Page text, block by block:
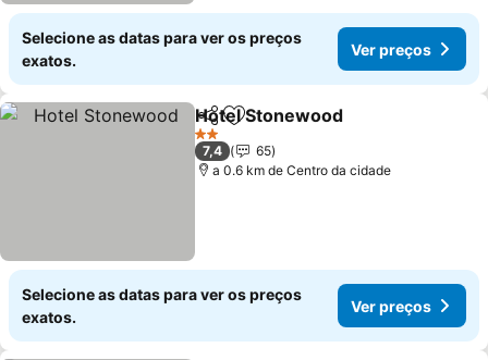
Selecione as datas para ver os preços
exatos.
Ver preços
PartilharAdicionar aos favoritos
Hotel Stonewood
2 Estrelas
7,4
65
a 0.6 km de Centro da cidade
Selecione as datas para ver os preços
exatos.
Ver preços